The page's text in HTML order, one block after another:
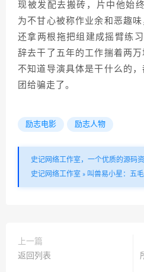
现被发配去搬砖，片中他始
为不甘心被称作业余和恶趣味
还拿两根拖把组建成摇臂练
辞去干了五年的工作揣着两
不知道导演具体是干什么的
团给骗走了。
励志电影 励志人物
史记网络工作室，一个优质的源码资
史记网络工作室 » 叫兽易小星：五
上一篇
返回列表